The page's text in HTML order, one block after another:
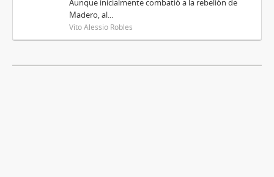
Aunque inicialmente combatió a la rebelión de
Madero, al...
Vito Alessio Robles